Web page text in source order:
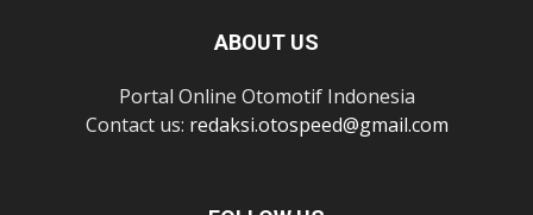
ABOUT US
Portal Online Otomotif Indonesia
Contact us: redaksi.otospeed@gmail.com